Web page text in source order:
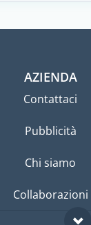
AZIENDA
Contattaci
Pubblicità
Chi siamo
Collaborazioni